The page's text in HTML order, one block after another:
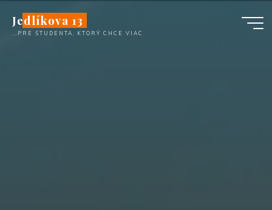
содержимому
Jedlíkova 13
...PRE ŠTUDENTA, KTORÝ CHCE VIAC